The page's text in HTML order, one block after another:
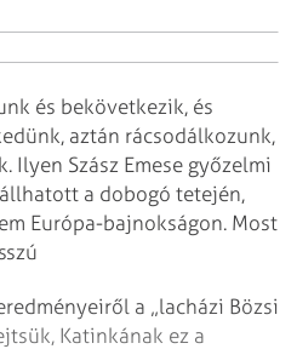
és bekövetkezik, és
aztán rácsodálkozunk,
Ilyen Szász Emese győzelmi
a dobogó tetején,
Európa-bajnokságon. Most
a „lacházi Bözsi
Katinkának ez a